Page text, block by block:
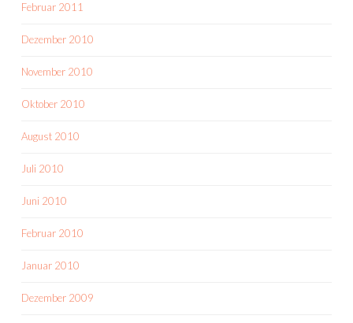
Februar 2011
Dezember 2010
November 2010
Oktober 2010
August 2010
Juli 2010
Juni 2010
Februar 2010
Januar 2010
Dezember 2009